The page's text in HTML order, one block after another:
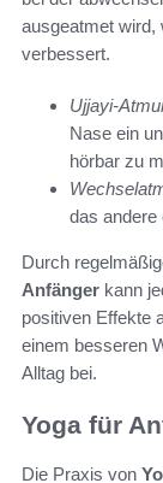
ausgeatmet wird,
verbessert.
Ujjayi-
Nase ein
hörbar zu
das andere
Durch
Anfänger kann
positiven Effekte
einem besseren
Alltag bei.
Yoga für
Die Praxis von